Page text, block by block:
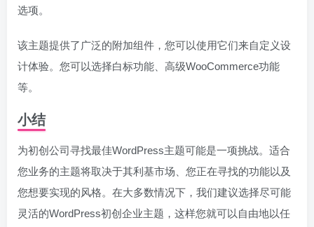
选项。
该主题提供了广泛的附加组件，您可以使用它们来自定义设
计体验。您可以选择白标功能、高级WooCommerce功能
等。
小结
为初创公司寻找最佳WordPress主题可能是一项挑战。适合
您业务的主题将取决于其利基市场、您正在寻找的功能以及
您想要实现的风格。在大多数情况下，我们建议选择尽可能
灵活的WordPress初创企业主题，这样您就可以自由地以任